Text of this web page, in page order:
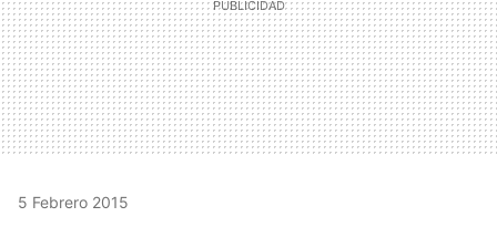
5 Febrero 2015